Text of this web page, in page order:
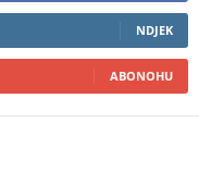
NDJEK
ABONOHU